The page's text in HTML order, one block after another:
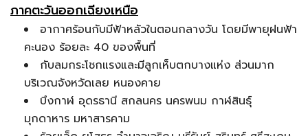
ภาคตะวันออกเฉียงเหนือ
อากาศร้อนกับมีฟ้าหลัวในตอนกลางวัน โดยมีพายุฝนฟ้า
คะนอง ร้อยละ 40 ของพื้นที่
กับลมกระโชกแรงและมีลูกเห็บตกบางแห่ง ส่วนมาก
บริเวณจังหวัดเลย หนองคาย
บึงกาฬ อุดรธานี สกลนคร นครพนม กาฬสินธุ์
มุกดาหาร มหาสารคาม